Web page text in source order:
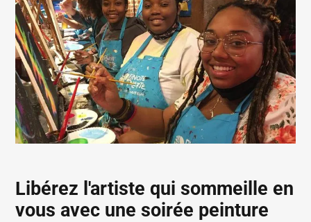
Libérez l'artiste qui sommeille en
vous avec une soirée peinture